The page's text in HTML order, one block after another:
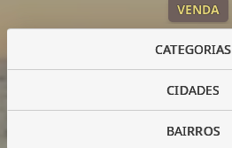
VENDA
CATEGORIAS
CIDADES
BAIRROS